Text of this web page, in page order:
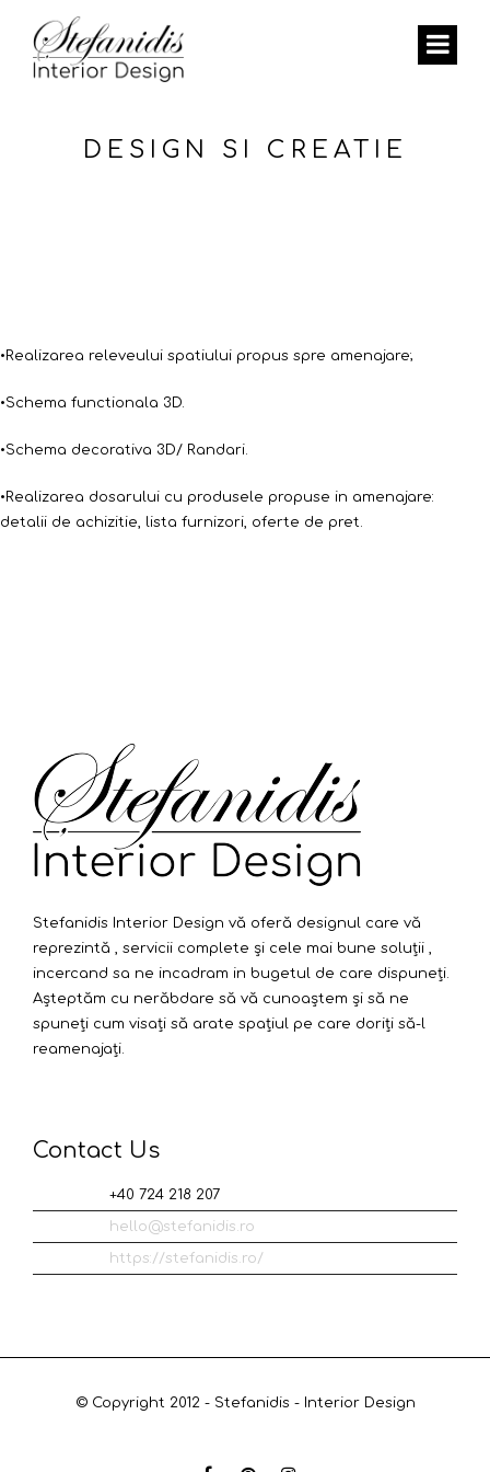
DESIGN SI CREATIE
•Realizarea releveului spatiului propus spre amenajare;
•Schema functionala 3D.
•Schema decorativa 3D/ Randari.
•Realizarea dosarului cu produsele propuse in amenajare:
detalii de achizitie, lista furnizori, oferte de pret.
Stefanidis Interior Design vă oferă designul care vă
reprezintă , servicii complete și cele mai bune soluții ,
incercand sa ne incadram in bugetul de care dispuneți.
Așteptăm cu nerăbdare să vă cunoaștem și să ne
spuneți cum visați să arate spațiul pe care doriți să-l
reamenajați.
Contact Us
+40 724 218 207
hello@stefanidis.ro
https://stefanidis.ro/
© Copyright 2012 - Stefanidis - Interior Design